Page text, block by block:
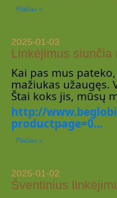
Plačiau »
2025-01-03
Linkėjimus siunčia
Kai pas mus
mažiukas užaugęs.
Štai koks jis, mūsų
http://
productpage=0...
Plačiau »
2025-01-02
Šventinius